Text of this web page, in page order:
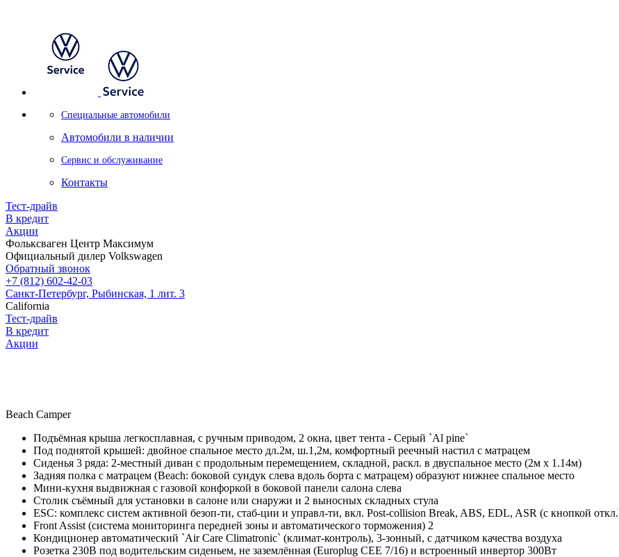
Специальные автомобили
Автомобили в наличии
Сервис и обслуживание
Контакты
Тест-драйв
В кредит
Акции
Фольксваген Центр Максимум
Официальный дилер Volkswagen
Обратный звонок
+7 (812) 602-42-03
Санкт-Петербург, Рыбинская, 1 лит. 3
California
Тест-драйв
В кредит
Акции
Beach Camper
Подъёмная крыша легкосплавная, с ручным приводом, 2 окна, цвет тента - Серый `Al pine`
Под поднятой крышей: двойное спальное место дл.2м, ш.1,2м, комфортный реечный настил с матрацем
Сиденья 3 ряда: 2-местный диван с продольным перемещением, складной, раскл. в двуспальное место (2м x 1.14м)
Задняя полка с матрацем (Beach: боковой сундук слева вдоль борта с матрацем) образуют нижнее спальное место
Мини-кухня выдвижная с газовой конфоркой в боковой панели салона слева
Столик съёмный для установки в салоне или снаружи и 2 выносных складных стула
ESC: комплекс систем активной безоп-ти, стаб-ции и управл-ти, вкл. Post-collision Break, ABS, EDL, ASR (с кнопкой
Front Assist (система мониторинга передней зоны и автоматического торможения) 2
Кондиционер автоматический `Air Care Climatronic` (климат-контроль), 3-зонный, с датчиком качества воздуха
Розетка 230В под водительским сиденьем, не заземлённая (Europlug CEE 7/16) и встроенный инвертор 300Вт